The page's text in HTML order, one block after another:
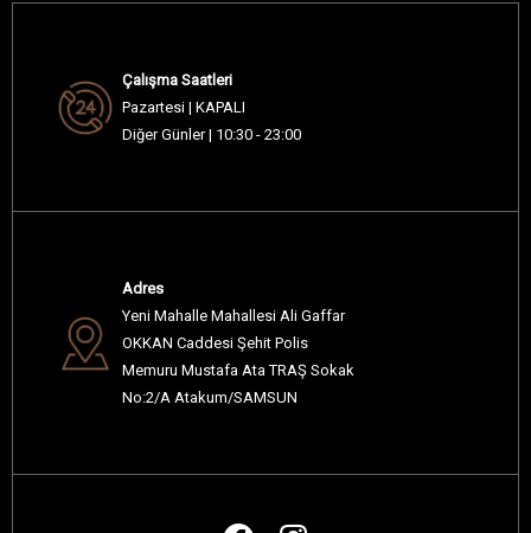
Çalışma Saatleri
Pazartesi | KAPALI
Diğer Günler | 10:30 - 23:00
Adres
Yeni Mahalle Mahallesi Ali Gaffar
OKKAN Caddesi Şehit Polis
Memuru Mustafa Ata TRAŞ Sokak
No:2/A Atakum/SAMSUN